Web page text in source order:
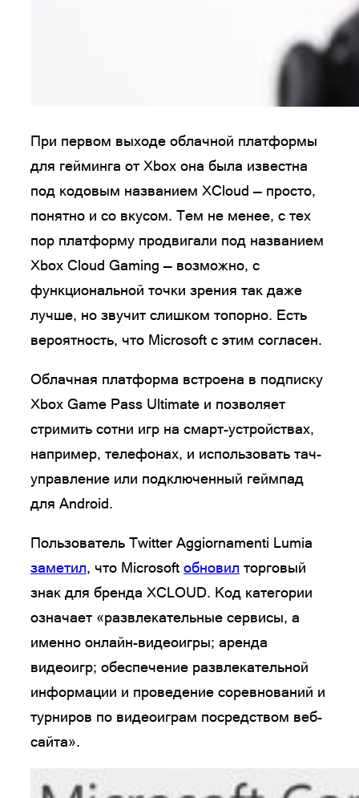
При первом выходе облачной платформы
для гейминга от Xbox она была известна
под кодовым названием XCloud — просто,
понятно и со вкусом. Тем не менее, с тех
пор платформу продвигали под названием
Xbox Cloud Gaming — возможно, с
функциональной точки зрения так даже
лучше, но звучит слишком топорно. Есть
вероятность, что Microsoft с этим согласен.
Облачная платформа встроена в подписку
Xbox Game Pass Ultimate и позволяет
стримить сотни игр на смарт-устройствах,
например, телефонах, и использовать тач-
управление или подключенный геймпад
для Android.
Пользователь Twitter Aggiornamenti Lumia
заметил, что Microsoft обновил торговый
знак для бренда XCLOUD. Код категории
означает «развлекательные сервисы, а
именно онлайн-видеоигры; аренда
видеоигр; обеспечение развлекательной
информации и проведение соревнований и
турниров по видеоиграм посредством веб-
сайта».